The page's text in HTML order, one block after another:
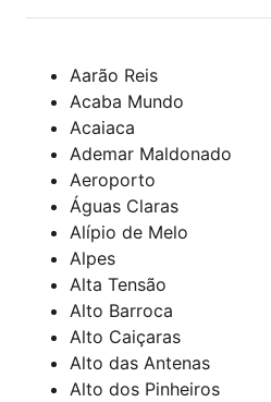
Aarão Reis
Acaba Mundo
Acaiaca
Ademar Maldonado
Aeroporto
Águas Claras
Alípio de Melo
Alpes
Alta Tensão
Alto Barroca
Alto Caiçaras
Alto das Antenas
Alto dos Pinheiros